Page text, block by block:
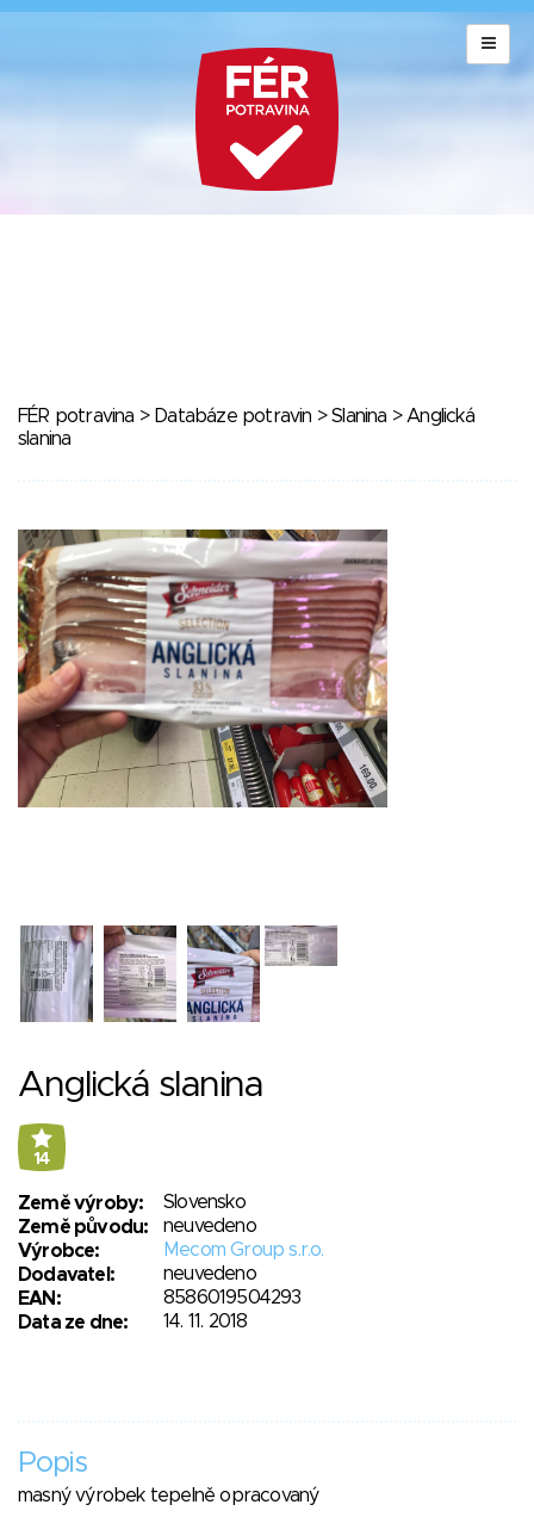
FÉR potravina > Databáze potravin >Slanina > Anglická
slanina
Anglická slanina
14
Země výroby:
Slovensko
Země původu:
neuvedeno
Výrobce:
Mecom Group s.r.o.
Dodavatel:
neuvedeno
EAN:
8586019504293
Data ze dne:
14. 11. 2018
Popis
masný výrobek tepelně opracovaný